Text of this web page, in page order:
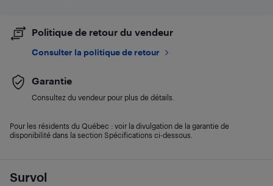
Survol
Politique de retour du vendeur
Consulter la politique de retour
Garantie
Consultez du vendeur pour plus de détails.
Pour les résidents du Québec : voir la divulgation de la garantie de
disponibilité dans la section Spécifications ci-dessous.